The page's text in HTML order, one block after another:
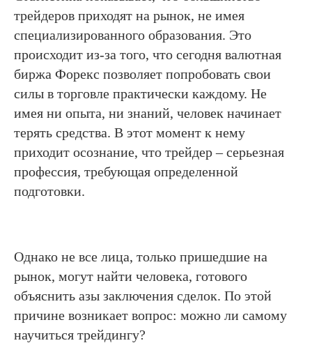
трейдеров приходят на рынок, не имея
специализированного образования. Это
происходит из-за того, что сегодня валютная
биржа Форекс позволяет попробовать свои
силы в торговле практически каждому. Не
имея ни опыта, ни знаний, человек начинает
терять средства. В этот момент к нему
приходит осознание, что трейдер – серьезная
профессия, требующая определенной
подготовки.
Однако не все лица, только пришедшие на
рынок, могут найти человека, готового
объяснить азы заключения сделок. По этой
причине возникает вопрос: можно ли самому
научиться трейдингу?